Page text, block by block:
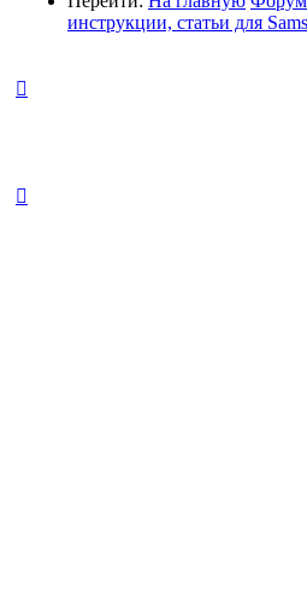
инструкции, статьи для